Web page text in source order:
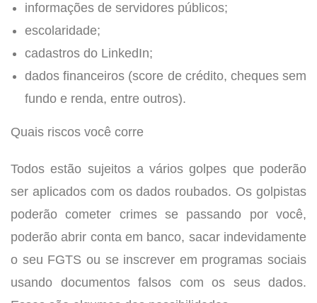
informações de servidores públicos;
escolaridade;
cadastros do LinkedIn;
dados financeiros (score de crédito, cheques sem
fundo e renda, entre outros).
Quais riscos você corre
Todos estão sujeitos a vários golpes que poderão
ser aplicados com os dados roubados. Os golpistas
poderão cometer crimes se passando por você,
poderão abrir conta em banco, sacar indevidamente
o seu FGTS ou se inscrever em programas sociais
usando documentos falsos com os seus dados.